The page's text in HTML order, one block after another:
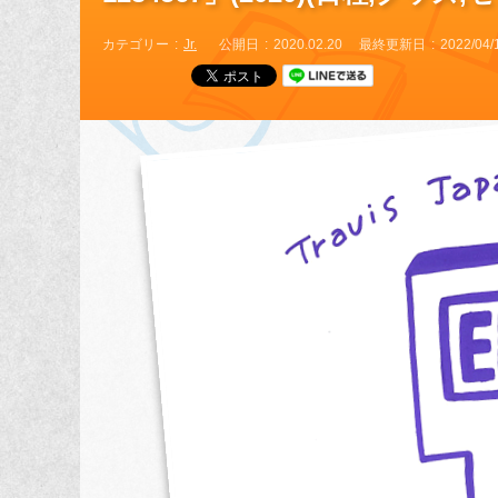
カテゴリー Jr. 公開日 2020.02.20 最終更新日 2022/04/